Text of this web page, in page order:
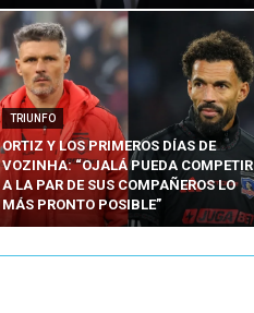
TRIUNFO
ORTIZ Y LOS PRIMEROS DÍAS DE
VOZINHA: “OJALÁ PUEDA COMPETIR
A LA PAR DE SUS COMPAÑEROS LO
MÁS PRONTO POSIBLE”